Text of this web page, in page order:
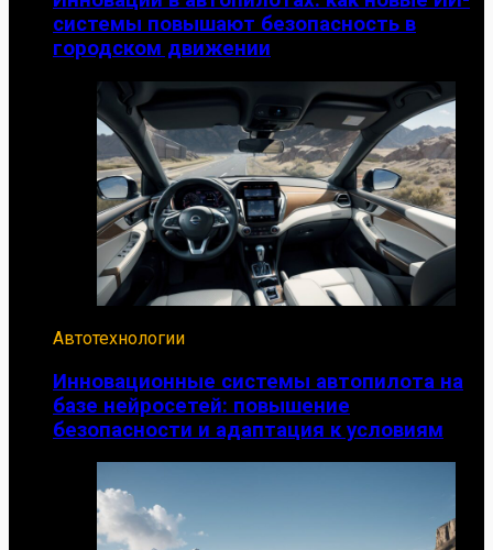
системы повышают безопасность в
городском движении
Автотехнологии
Инновационные системы автопилота на
базе нейросетей: повышение
безопасности и адаптация к условиям